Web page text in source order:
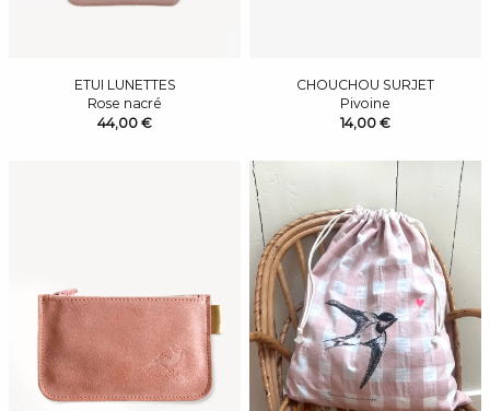
ETUI LUNETTES
Rose nacré
44,00 €
CHOUCHOU SURJET
Pivoine
14,00 €